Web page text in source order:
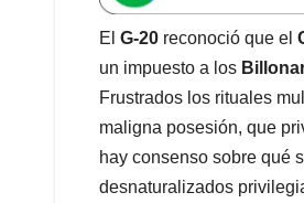
s
A
p
p
b
o
o
k
e
d
I
n
l
El G-20 reconoció que el
un impuesto a los
Frustrados los rituales
maligna posesión, que
hay consenso sobre qué
desnaturalizados